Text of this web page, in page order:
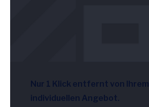
Nur 1 Klick entfernt von Ihrem
individuellen Angebot.